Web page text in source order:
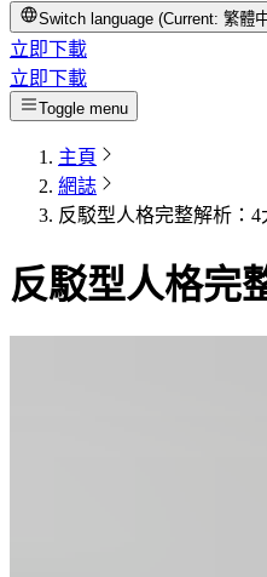
Switch language (Current: 繁體
立即下載
立即下載
Toggle menu
主頁
網誌
反駁型人格完整解析：
反駁型人格完